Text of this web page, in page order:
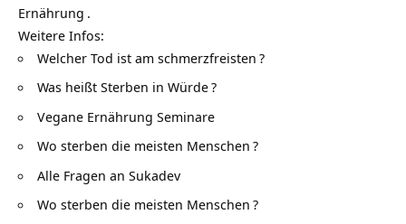
Ernährung .
Weitere Infos:
Welcher Tod ist am schmerzfreisten ?
Was heißt Sterben in Würde?
Vegane Ernährung Seminare
Wo sterben die meisten Menschen ?
Alle Fragen an Sukadev
Wo sterben die meisten Menschen ?